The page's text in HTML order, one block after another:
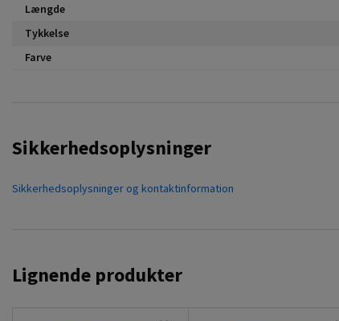
Længde
Tykkelse
Farve
Sikkerhedsoplysninger
Sikkerhedsoplysninger og kontaktinformation
Lignende produkter